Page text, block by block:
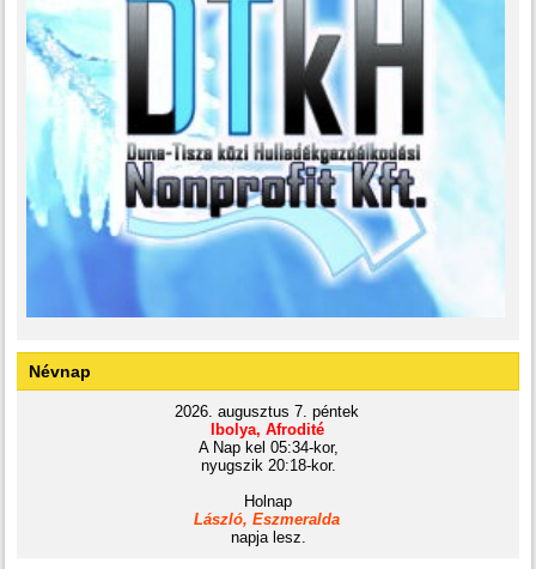
Névnap
2026. augusztus 7. péntek
Ibolya, Afrodité
A Nap kel 05:34-kor,
nyugszik 20:18-kor.
Holnap
László, Eszmeralda
napja lesz.